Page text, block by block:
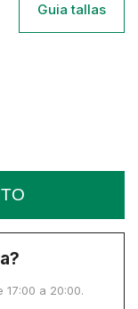
Guia tallas
17:00 a 20:00.